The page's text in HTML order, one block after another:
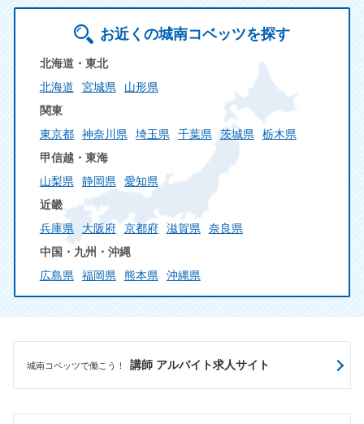
お近くの城南コベッツを探す
北海道・東北
北海道
宮城県
山形県
関東
東京都
神奈川県 埼玉県 千葉県 茨城県
栃木県
甲信越・東海
山梨県
静岡県
愛知県
近畿
兵庫県
大阪府 京都府 滋賀県
奈良県
中国・九州・沖縄
広島県
福岡県 熊本県 沖縄県
城南コベッツで働こう！ 講師 アルバイト求人サイト